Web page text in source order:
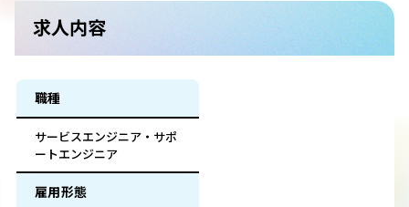
求人内容
職種
サービスエンジニア・サポ
ートエンジニア
雇用形態